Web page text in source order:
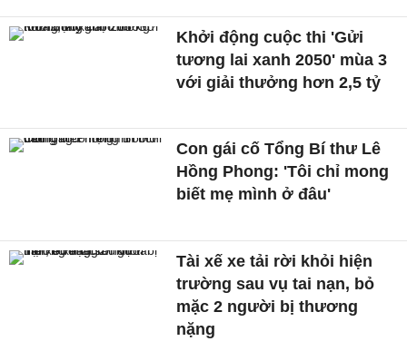
Khởi động cuộc thi 'Gửi
tương lai xanh 2050' mùa 3
với giải thưởng hơn 2,5 tỷ
Con gái cố Tổng Bí thư Lê
Hồng Phong: 'Tôi chỉ mong
biết mẹ mình ở đâu'
Tài xế xe tải rời khỏi hiện
trường sau vụ tai nạn, bỏ
mặc 2 người bị thương
nặng